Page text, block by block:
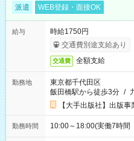
派遣 WEB登録・面接OK
給与
時給1750円
交通費別途支給あり
交通費 全額支給
勤務地
東京都千代田区
飯田橋駅から徒歩3分 /
【大手出版社】出版
勤務時間 10:00～18:00(実働7時